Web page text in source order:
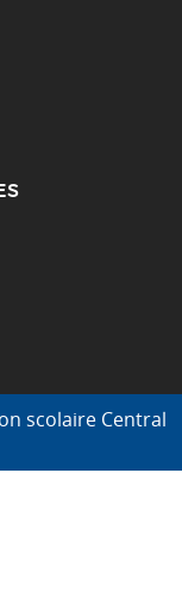
scolaire Central